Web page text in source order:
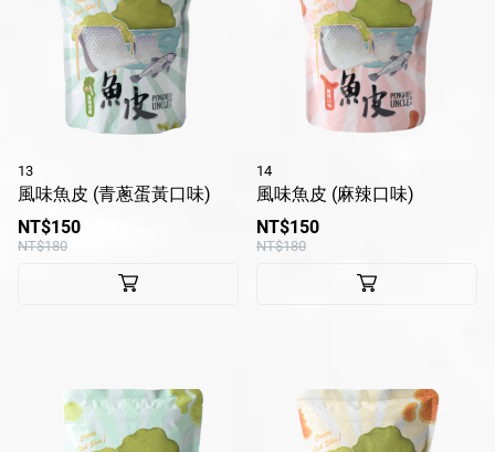
瑪咖朵披薩
Facebook
13
風味魚皮 (青蔥蛋黃口味)
NT$150
NT$180
14
風味魚皮 (麻辣口味)
NT$150
NT$180